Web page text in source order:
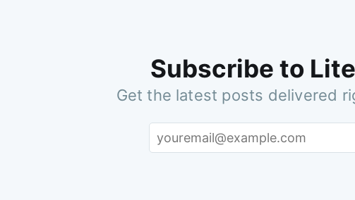
Subscribe to
Get the latest posts delivered